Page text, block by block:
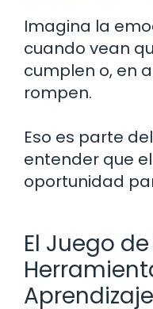
Imagina la
cuando vean
cumplen o, en
rompen.
Eso es parte
entender que
oportunidad
El Juego
Aprendizaje